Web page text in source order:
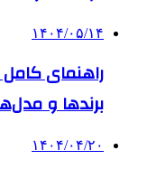
۱۴۰۴/۰۵/۱۴
راهنمای
برندها و
۱۴۰۴/۰۴/۲۰